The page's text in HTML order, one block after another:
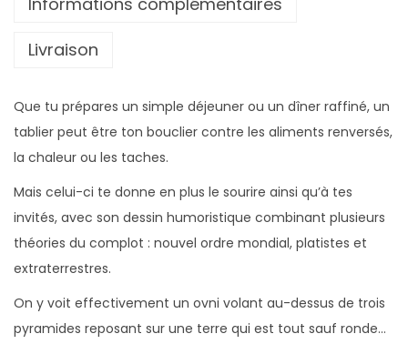
e
C
o
t
V
é
Livraison
Que tu prépares un simple déjeuner ou un dîner raffiné, un
tablier peut être ton bouclier contre les aliments renversés,
la chaleur ou les taches.
Mais celui-ci te donne en plus le sourire ainsi qu’à tes
invités, avec son dessin humoristique combinant plusieurs
théories du complot : nouvel ordre mondial, platistes et
extraterrestres.
On y voit effectivement un ovni volant au-dessus de trois
pyramides reposant sur une terre qui est tout sauf ronde…